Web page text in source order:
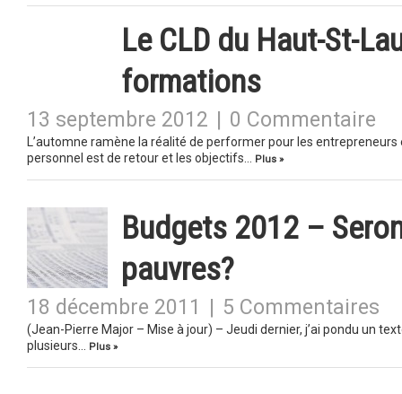
Le CLD du Haut-St-
formations
13 septembre 2012 0 Commentaire
L’automne ramène la réalité de performer pour les
personnel est de retour et les objectifs…
Plus »
Budgets 2012 –
pauvres?
18 décembre 2011 5 Commentaires
(Jean-Pierre Major – Mise à jour) – Jeudi dernier, j’ai pondu un
plusieurs…
Plus »